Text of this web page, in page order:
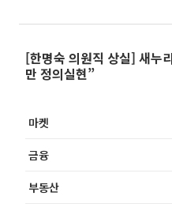
[한명숙 의원직 상실] 새누
만 정의실현”
마켓
금융
부동산